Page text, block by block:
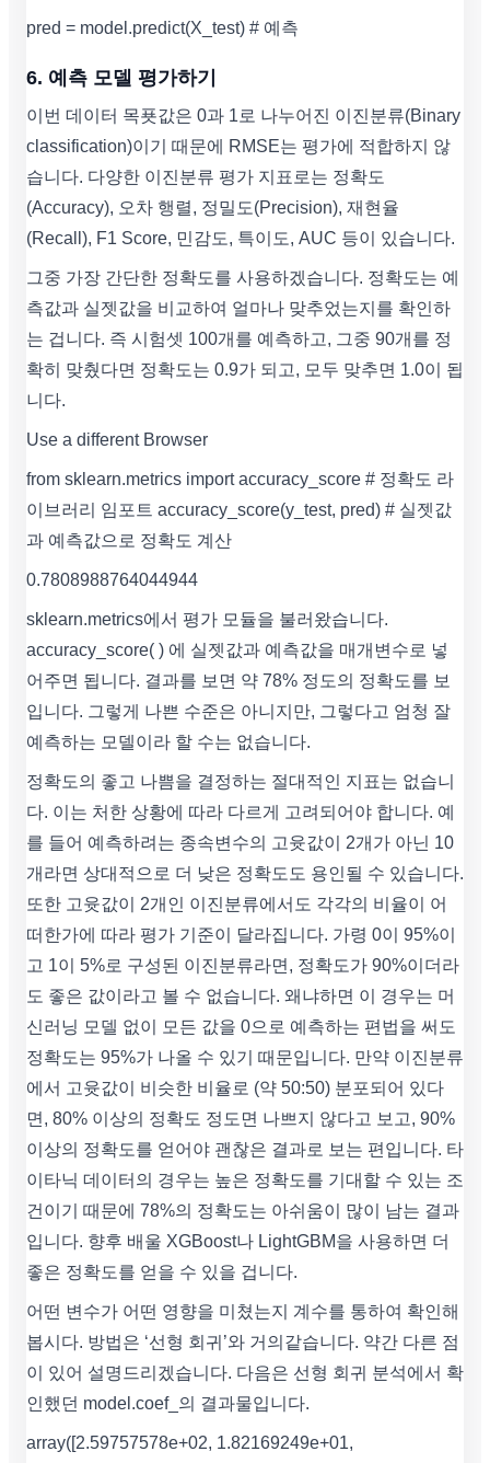
pred = model.predict(X_test) # 예측
6. 예측 모델 평가하기
이번 데이터 목푯값은 0과 1로 나누어진 이진분류(Binary
classification)이기 때문에 RMSE는 평가에 적합하지 않
습니다. 다양한 이진분류 평가 지표로는 정확도
(Accuracy), 오차 행렬, 정밀도(Precision), 재현율
(Recall), F1 Score, 민감도, 특이도, AUC 등이 있습니다.
그중 가장 간단한 정확도를 사용하겠습니다. 정확도는 예
측값과 실젯값을 비교하여 얼마나 맞추었는지를 확인하
는 겁니다. 즉 시험셋 100개를 예측하고, 그중 90개를 정
확히 맞췄다면 정확도는 0.9가 되고, 모두 맞추면 1.0이 됩
니다.
Use a different Browser
from sklearn.metrics import accuracy_score # 정확도 라
이브러리 임포트 accuracy_score(y_test, pred) # 실젯값
과 예측값으로 정확도 계산
0.7808988764044944
sklearn.metrics에서 평가 모듈을 불러왔습니다.
accuracy_score( ) 에 실젯값과 예측값을 매개변수로 넣
어주면 됩니다. 결과를 보면 약 78% 정도의 정확도를 보
입니다. 그렇게 나쁜 수준은 아니지만, 그렇다고 엄청 잘
예측하는 모델이라 할 수는 없습니다.
정확도의 좋고 나쁨을 결정하는 절대적인 지표는 없습니
다. 이는 처한 상황에 따라 다르게 고려되어야 합니다. 예
를 들어 예측하려는 종속변수의 고윳값이 2개가 아닌 10
개라면 상대적으로 더 낮은 정확도도 용인될 수 있습니다.
또한 고윳값이 2개인 이진분류에서도 각각의 비율이 어
떠한가에 따라 평가 기준이 달라집니다. 가령 0이 95%이
고 1이 5%로 구성된 이진분류라면, 정확도가 90%이더라
도 좋은 값이라고 볼 수 없습니다. 왜냐하면 이 경우는 머
신러닝 모델 없이 모든 값을 0으로 예측하는 편법을 써도
정확도는 95%가 나올 수 있기 때문입니다. 만약 이진분류
에서 고윳값이 비슷한 비율로 (약 50:50) 분포되어 있다
면, 80% 이상의 정확도 정도면 나쁘지 않다고 보고, 90%
이상의 정확도를 얻어야 괜찮은 결과로 보는 편입니다. 타
이타닉 데이터의 경우는 높은 정확도를 기대할 수 있는 조
건이기 때문에 78%의 정확도는 아쉬움이 많이 남는 결과
입니다. 향후 배울 XGBoost나 LightGBM을 사용하면 더
좋은 정확도를 얻을 수 있을 겁니다.
어떤 변수가 어떤 영향을 미쳤는지 계수를 통하여 확인해
봅시다. 방법은 ‘선형 회귀’와 거의같습니다. 약간 다른 점
이 있어 설명드리겠습니다. 다음은 선형 회귀 분석에서 확
인했던 model.coef_의 결과물입니다.
array([2.59757578e+02, 1.82169249e+01,